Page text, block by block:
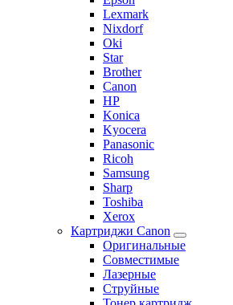
Lexmark
Nixdorf
Oki
Star
Brother
Canon
HP
Konica
Kyocera
Panasonic
Ricoh
Samsung
Sharp
Toshiba
Xerox
Картриджи Canon
Оригинальные
Совместимые
Лазерные
Струйные